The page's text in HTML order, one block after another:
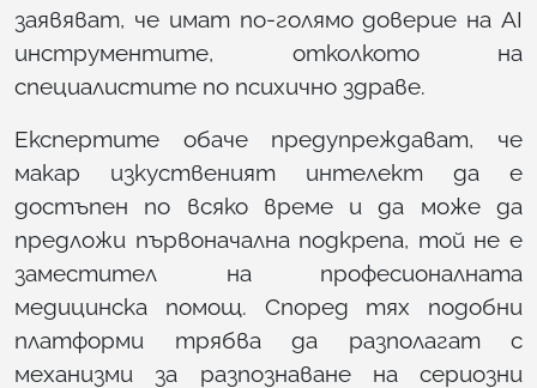
заявяват, че имат по-голямо доверие на AI
инструментите, отколкото на
специалистите по психично здраве.
Експертите обаче предупреждават, че
макар изкуственият интелект да е
достъпен по всяко време и да може да
предложи първоначална подкрепа, той не е
заместител на професионалната
медицинска помощ. Според тях подобни
платформи трябва да разполагат с
механизми за разпознаване на сериозни